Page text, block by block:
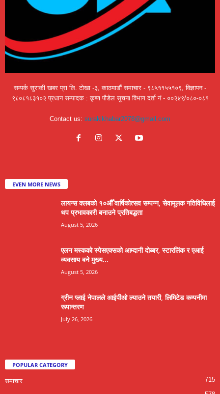
सम्पर्क सुराकी खबर प्रा लि. टोखा -३, काठमाडौं समाचार - ९८५११५५१०९, विज्ञापन -
९८०८१८३१०२ प्रधान सम्पादक : कृष्ण पौडेल सूचना विभाग दर्ता नं - ००२४९/०८०-०८१
Contact us: surakikhabar2078@gmail.com
EVEN MORE NEWS
लायन्स क्लबको १०औँ वार्षिकोत्सव सम्पन्न, सेवामूलक गतिविधिलाई
थप प्रभावकारी बनाउने प्रतिबद्धता
August 5, 2026
एलन मस्कको स्पेसएक्सको आम्दानी दोब्बर, स्टारलिंक र एआई
व्यवसाय बने मुख्य...
August 5, 2026
ग्रीन प्लाई नेपालले आईपीओ ल्याउने तयारी, लिमिटेड कम्पनीमा
रूपान्तरण
July 26, 2026
POPULAR CATEGORY
समाचार 715